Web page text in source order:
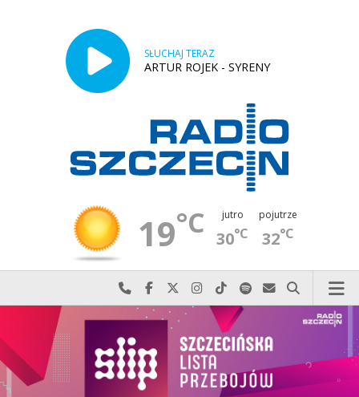
SŁUCHAJ TERAZ
ARTUR ROJEK - SYRENY
19°C jutro
30°C
pojutrze
32°C
Najlepiej po prostu do nas zadzwoń
Odwiedź nas na Facebook-u
Odwiedź nas na X
Odwiedź nas na Instagram-ie
Odwiedź nas na TikTok-u
Szukaj nas na Spotify
Wyślij do nas
Szukaj